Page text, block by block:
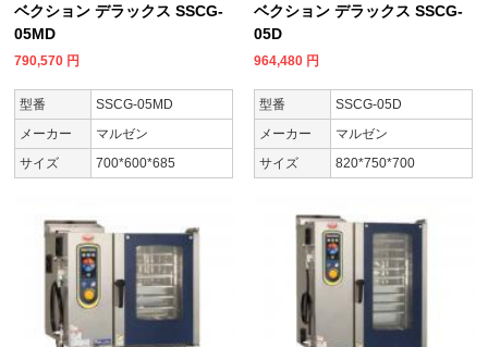
ベクション デラックス SSCG-
05MD
790,570 円
型番
SSCG-05MD
メーカー
マルゼン
サイズ
700*600*685
ベクション デラックス SSCG-
05D
964,480 円
型番
SSCG-05D
メーカー
マルゼン
サイズ
820*750*700